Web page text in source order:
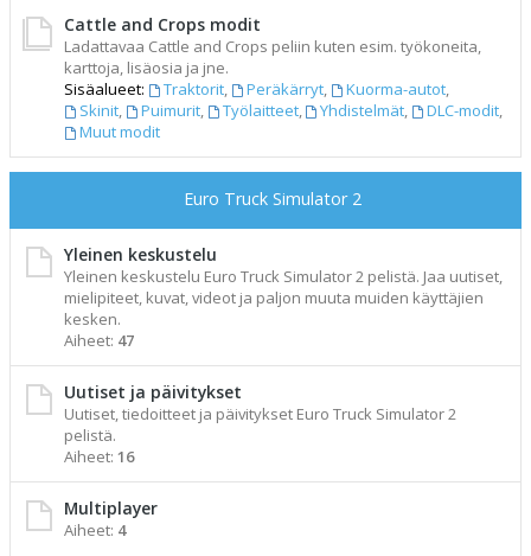
Cattle and Crops modit
Ladattavaa Cattle and Crops peliin kuten esim. työkoneita,
karttoja, lisäosia ja jne.
Sisäalueet:
Traktorit, Peräkärryt, Kuorma-autot,
Skinit, Puimurit, Työlaitteet, Yhdistelmät, DLC-modit,
Muut modit
Euro Truck Simulator 2
Yleinen keskustelu
Yleinen keskustelu Euro Truck Simulator 2 pelistä. Jaa uutiset,
mielipiteet, kuvat, videot ja paljon muuta muiden käyttäjien
kesken.
Aiheet: 47
Uutiset ja päivitykset
Uutiset, tiedoitteet ja päivitykset Euro Truck Simulator 2
pelistä.
Aiheet: 16
Multiplayer
Aiheet: 4